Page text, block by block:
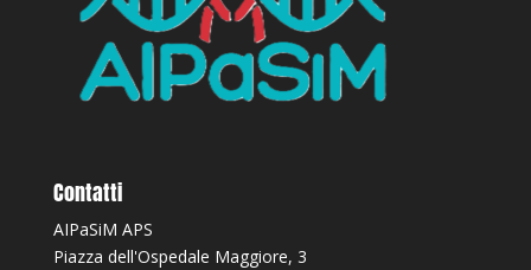
Contatti
AIPaSiM APS
Piazza dell'Ospedale Maggiore, 3